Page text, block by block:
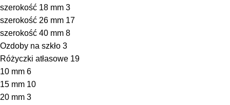
szerokość 18 mm 3
szerokość 26 mm 17
szerokość 40 mm 8
Ozdoby na szkło 3
Różyczki atłasowe 19
10 mm 6
15 mm 10
20 mm 3